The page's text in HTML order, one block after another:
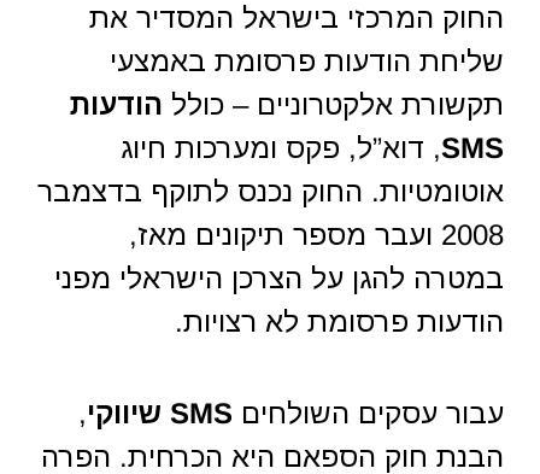
החוק המרכזי בישראל המסדיר את
שליחת הודעות פרסומת באמצעי
תקשורת אלקטרוניים – כולל הודעות
SMS, דוא”ל, פקס ומערכות חיוג
אוטומטיות. החוק נכנס לתוקף בדצמבר
2008 ועבר מספר תיקונים מאז,
במטרה להגן על הצרכן הישראלי מפני
הודעות פרסומת לא רצויות.
עבור עסקים השולחים SMS שיווקי
,
הבנת חוק הספאם היא הכרחית. הפרה